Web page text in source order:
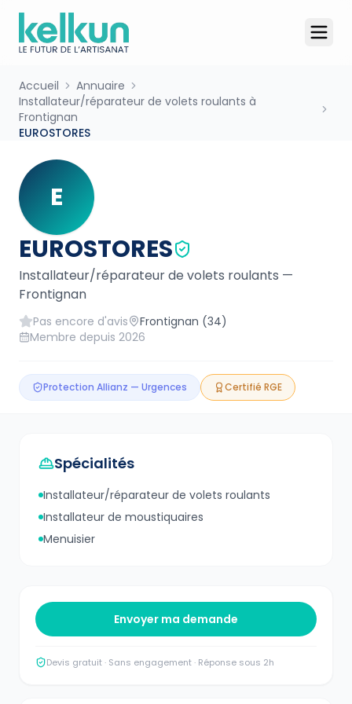
Accueil
Annuaire
Installateur/réparateur de volets roulants à
Frontignan
EUROSTORES
E
EUROSTORES
Installateur/réparateur de volets roulants —
Frontignan
Pas encore d'avis Frontignan (34)
Membre depuis 2026
Protection Allianz — Urgences Certifié RGE
Spécialités
Installateur/réparateur de volets roulants
Installateur de moustiquaires
Menuisier
Envoyer ma demande
Devis gratuit · Sans engagement · Réponse sous 2h